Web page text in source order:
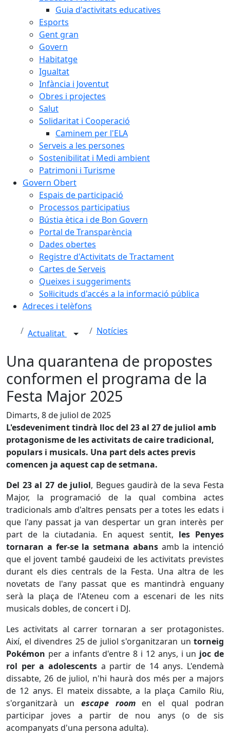
Guia d'activitats educatives
Esports
Gent gran
Govern
Habitatge
Igualtat
Infància i Joventut
Obres i projectes
Salut
Solidaritat i Cooperació
Caminem per l'ELA
Serveis a les persones
Sostenibilitat i Medi ambient
Patrimoni i Turisme
Govern Obert
Espais de participació
Processos participatius
Bústia ètica i de Bon Govern
Portal de Transparència
Dades obertes
Registre d'Activitats de Tractament
Cartes de Serveis
Queixes i suggeriments
Sol·licituds d'accés a la informació pública
Adreces i telèfons
Actualitat Notícies
Una quarantena de propostes
conformen el programa de la
Festa Major 2025
Dimarts, 8 de juliol de 2025
L'esdeveniment tindrà lloc del 23 al 27 de juliol amb
protagonisme de les activitats de caire tradicional,
populars i musicals. Una part dels actes previs
comencen ja aquest cap de setmana.
Del 23 al 27 de juliol, Begues gaudirà de la seva Festa
Major, la programació de la qual combina actes
tradicionals amb d'altres pensats per a totes les edats i
que l'any passat ja van despertar un gran interès per
part de la ciutadania. En aquest sentit, les Penyes
tornaran a fer-se la setmana abansamb la intenció
que el jovent també gaudeixi de les activitats previstes
durant els dies centrals de la Festa. Una altra de les
novetats de l'any passat que es mantindrà enguany
serà la plaça de l'Ateneu com a escenari de les nits
musicals dobles, de concert i DJ.
Les activitats al carrer tornaran a ser protagonistes.
Així, el divendres 25 de juliol s'organitzaran un torneig
Pokémon per a infants d'entre 8 i 12 anys, i un joc de
rol per a adolescentsa partir de 14 anys. L'endemà
dissabte, 26 de juliol, n'hi haurà dos més per a majors
de 12 anys. El mateix dissabte, a la plaça Camilo Riu,
s'organitzarà un escape roomen el qual podran
participar joves a partir de nou anys (o de sis
acompanyats d'una persona adulta).